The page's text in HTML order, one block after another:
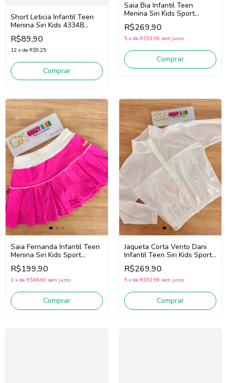
Short Leticia Infantil Teen
Menina Siri Kids 43348
(Preto)
R$89,90
12 x de R$9,25
Comprar
Saia Bia Infantil Teen
Menina Siri Kids Sport
Diversão 44749 (Preto)
R$269,90
5 x de R$53,98 sem juros
Comprar
Saia Fernanda Infantil Teen
Menina Siri Kids Sport
Badminton 44786 (Rosa)
R$199,90
3 x de R$66,63 sem juros
Comprar
Jaqueta Corta Vento Dani
Infantil Teen Siri Kids Sport
Diversão 44695 (Branco)
R$269,90
5 x de R$53,98 sem juros
Comprar